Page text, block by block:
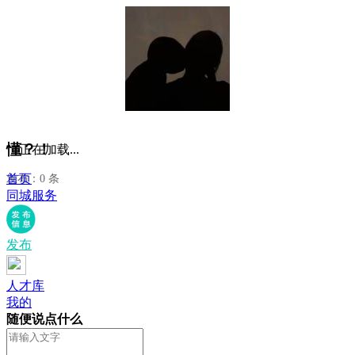
懂？！
发布：0 条
正在加载...
首页
同城服务
发布
人才库
我的
随便说点什么